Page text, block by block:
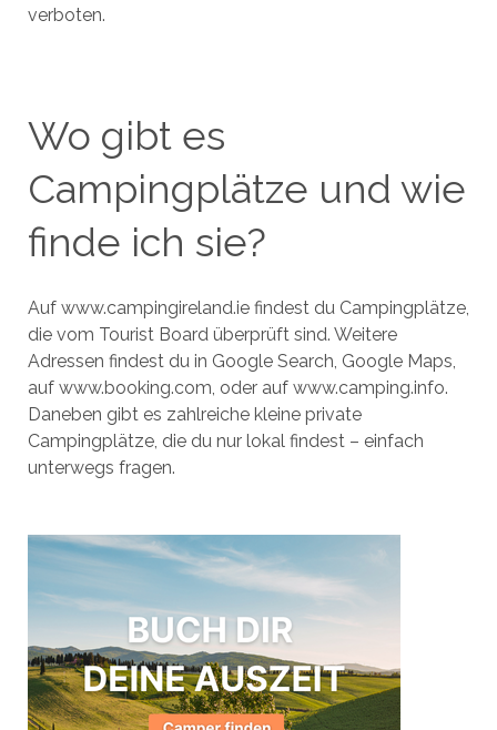
verboten.
Wo gibt es
Campingplätze und wie
finde ich sie?
Auf www.campingireland.ie findest du Campingplätze,
die vom Tourist Board überprüft sind. Weitere
Adressen findest du in Google Search, Google Maps,
auf www.booking.com, oder auf www.camping.info.
Daneben gibt es zahlreiche kleine private
Campingplätze, die du nur lokal findest – einfach
unterwegs fragen.